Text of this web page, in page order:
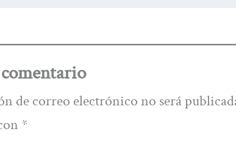
de correo electrónico no será
*